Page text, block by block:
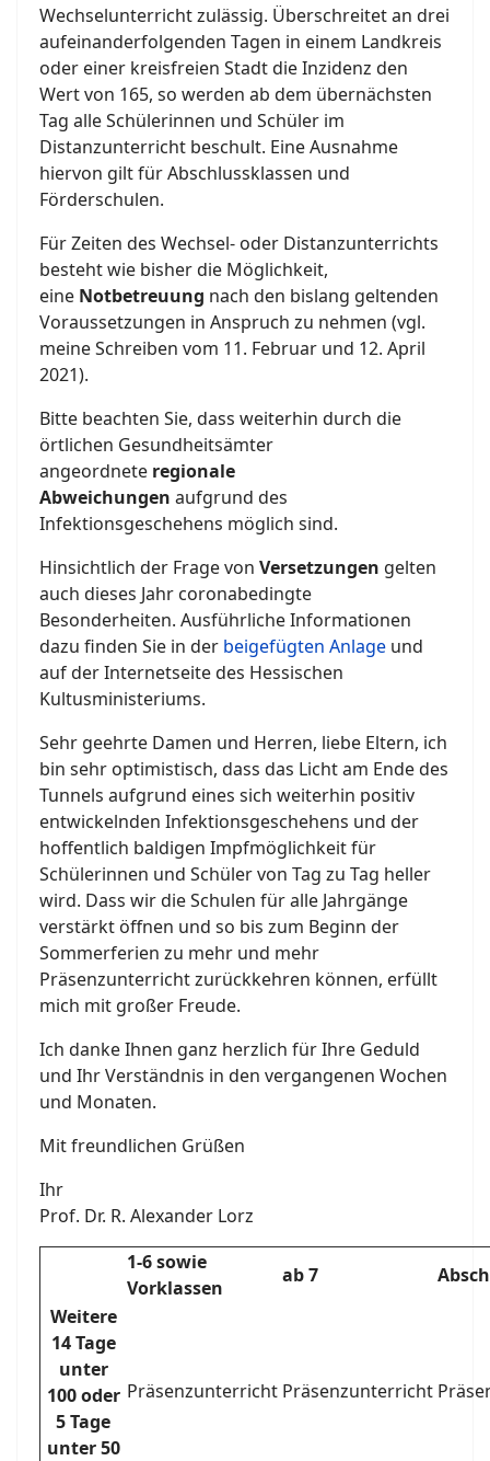
Wechselunterricht zulässig. Überschreitet an drei
aufeinanderfolgenden Tagen in einem Landkreis
oder einer kreisfreien Stadt die Inzidenz den
Wert von 165, so werden ab dem übernächsten
Tag alle Schülerinnen und Schüler im
Distanzunterricht beschult. Eine Ausnahme
hiervon gilt für Abschlussklassen und
Förderschulen.
Für Zeiten des Wechsel- oder Distanzunterrichts
besteht wie bisher die Möglichkeit,
eine Notbetreuung nach den bislang geltenden
Voraussetzungen in Anspruch zu nehmen (vgl.
meine Schreiben vom 11. Februar und 12. April
2021).
Bitte beachten Sie, dass weiterhin durch die
örtlichen Gesundheitsämter
angeordnete regionale
Abweichungen aufgrund des
Infektionsgeschehens möglich sind.
Hinsichtlich der Frage von Versetzungen gelten
auch dieses Jahr coronabedingte
Besonderheiten. Ausführliche Informationen
dazu finden Sie in der beigefügten Anlage und
auf der Internetseite des Hessischen
Kultusministeriums.
Sehr geehrte Damen und Herren, liebe Eltern, ich
bin sehr optimistisch, dass das Licht am Ende des
Tunnels aufgrund eines sich weiterhin positiv
entwickelnden Infektionsgeschehens und der
hoffentlich baldigen Impfmöglichkeit für
Schülerinnen und Schüler von Tag zu Tag heller
wird. Dass wir die Schulen für alle Jahrgänge
verstärkt öffnen und so bis zum Beginn der
Sommerferien zu mehr und mehr
Präsenzunterricht zurückkehren können, erfüllt
mich mit großer Freude.
Ich danke Ihnen ganz herzlich für Ihre Geduld
und Ihr Verständnis in den vergangenen Wochen
und Monaten.
Mit freundlichen Grüßen
Ihr
Prof. Dr. R. Alexander Lorz
1-6 sowie
Vorklassen
ab 7
Weitere
14 Tage
unter
100 oder
5 Tage
unter 50
Präsenzunterricht Präsenzunterricht